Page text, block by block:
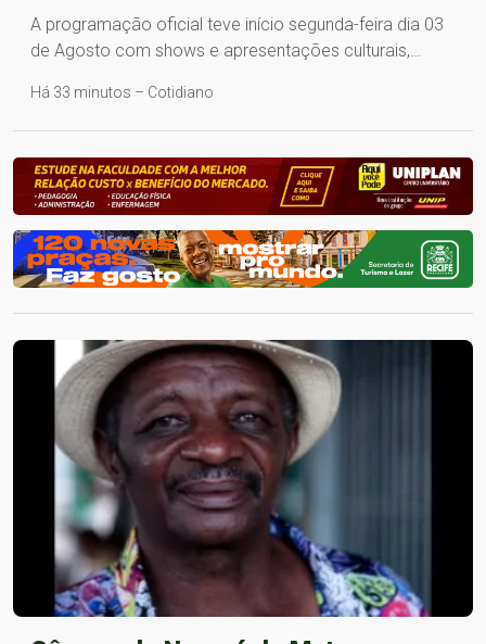
A programação oficial teve início segunda-feira dia 03
de Agosto com shows e apresentações culturais,…
Há 33 minutos – Cotidiano